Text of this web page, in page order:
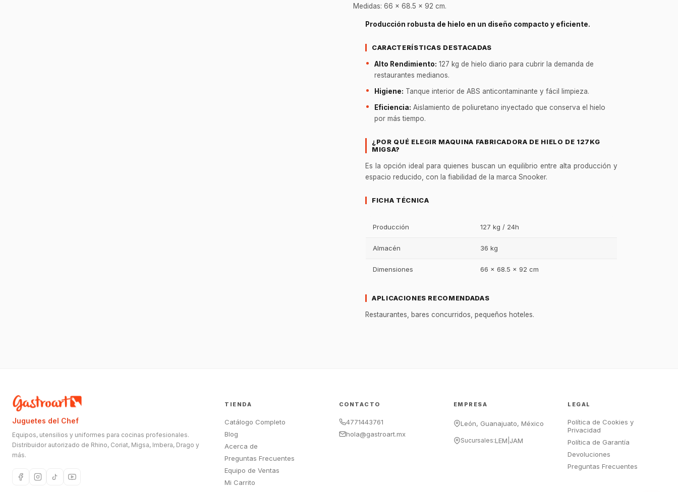
Medidas: 66 x 68.5 x 92 cm.
Producción robusta de hielo en un diseño compacto y eficiente.
CARACTERÍSTICAS DESTACADAS
Alto Rendimiento: 127 kg de hielo diario para cubrir la demanda de
restaurantes medianos.
Higiene: Tanque interior de ABS anticontaminante y fácil limpieza.
Eficiencia: Aislamiento de poliuretano inyectado que conserva el hielo
por más tiempo.
¿POR QUÉ ELEGIR MAQUINA FABRICADORA DE HIELO DE 127KG
MIGSA?
Es la opción ideal para quienes buscan un equilibrio entre alta producción y
espacio reducido, con la fiabilidad de la marca Snooker.
FICHA TÉCNICA
Producción 127 kg / 24h
Almacén 36 kg
Dimensiones 66 x 68.5 x 92 cm
APLICACIONES RECOMENDADAS
Restaurantes, bares concurridos, pequeños hoteles.
GastroBot
¡Hola Chef! 🍳 Soy GastroBot, tu
Métodos de envío y entrega
Ver sucursales y contacto
Juguetes del Chef
Equipos, utensilios y uniformes para cocinas profesionales.
Distribuidor autorizado de Rhino, Coriat, Migsa, Imbera, Drago y
más.
TIENDA
Catálogo Completo
Blog
Acerca de
Preguntas Frecuentes
Equipo de Ventas
Mi Carrito
CONTACTO
4771443761
hola@gastroart.mx
EMPRESA
León, Guanajuato, México
Sucursales:LEM JAM
LEGAL
Política de Cookies y
Privacidad
Política de Garantía
Devoluciones
Preguntas Frecuentes